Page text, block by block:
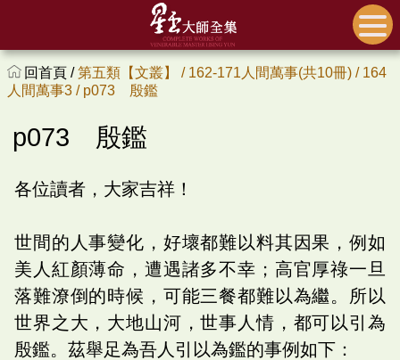
回首頁 /第五類【文叢】 / 162-171人間萬事(共10冊) / 164
人間萬事3 / p073 殷鑑
p073 殷鑑
各位讀者，大家吉祥！
世間的人事變化，好壞都難以料其因果，例如
美人紅顏薄命，遭遇諸多不幸；高官厚祿一旦
落難潦倒的時候，可能三餐都難以為繼。所以
世界之大，大地山河，世事人情，都可以引為
殷鑑。茲舉足為吾人引以為鑑的事例如下：